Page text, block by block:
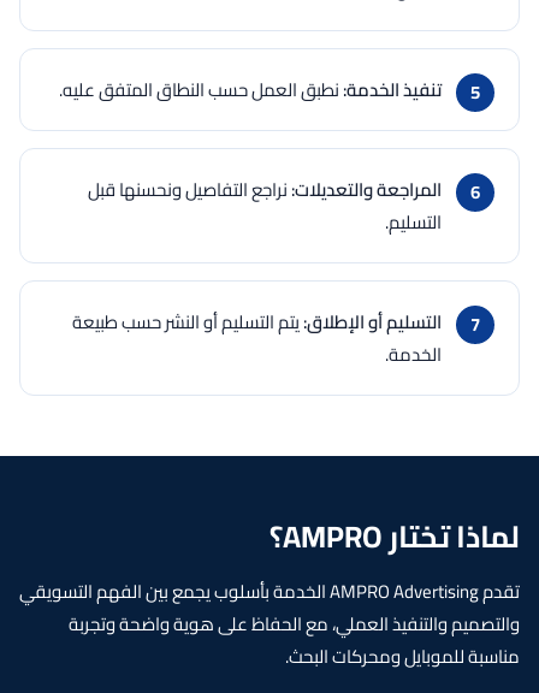
تنفيذ الخدمة:نطبق العمل حسب النطاق المتفق عليه.
المراجعة والتعديلات:نراجع التفاصيل ونحسنها قبل
التسليم.
التسليم أو الإطلاق:يتم التسليم أو النشر حسب طبيعة
الخدمة.
لماذا تختار AMPRO؟
تقدم AMPRO Advertising الخدمة بأسلوب يجمع بين الفهم التسويقي
والتصميم والتنفيذ العملي، مع الحفاظ على هوية واضحة وتجربة
مناسبة للموبايل ومحركات البحث.